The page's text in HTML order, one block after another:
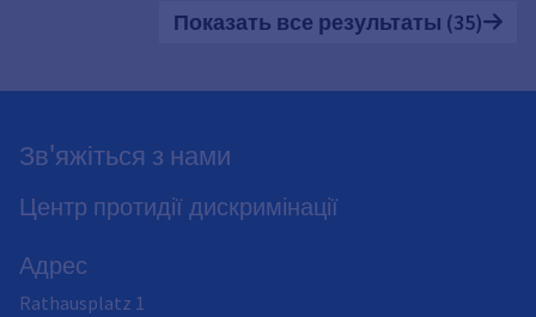
Показать все результаты (35)
Зв'яжіться з нами
Центр протидії дискримінації
Адрес
Rathausplatz 1